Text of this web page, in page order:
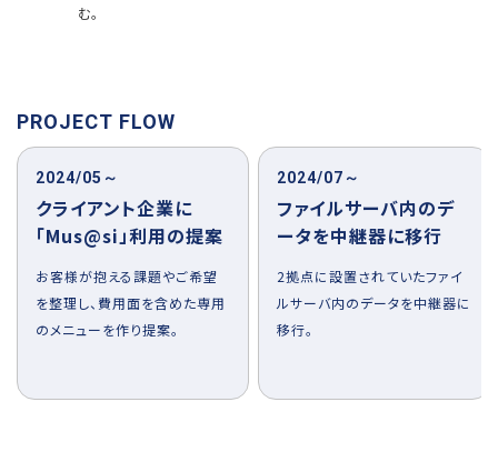
む。
PROJECT FLOW
2024/05～
クライアント企業に
「Mus@si」利用の提案
お客様が抱える課題やご希望
を整理し、費用面を含めた専用
のメニューを作り提案。
2024/07～
ファイルサーバ内のデ
ータを中継器に移行
2拠点に設置されていたファイ
ルサーバ内のデータを中継器に
移行。